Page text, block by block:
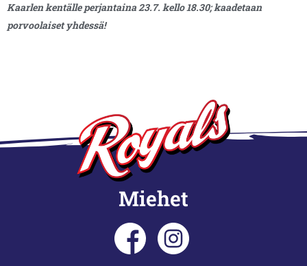
Kaarlen kentälle perjantaina 23.7. kello 18.30; kaadetaan
porvoolaiset yhdessä!
Miehet